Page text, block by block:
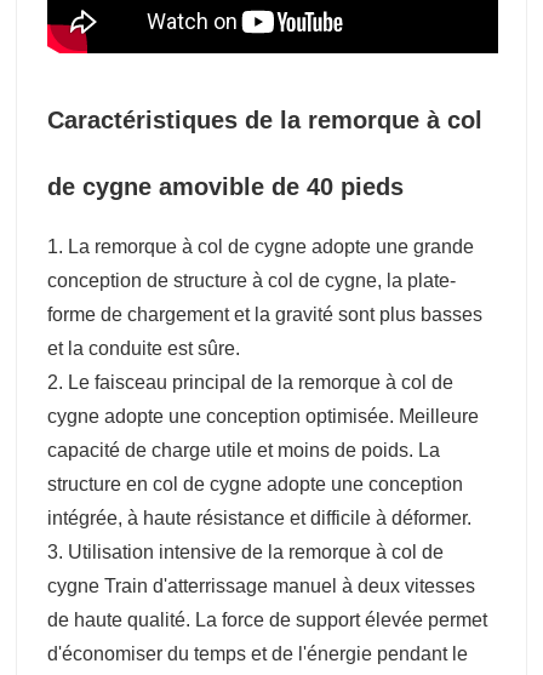
Caractéristiques de la remorque à col
de cygne amovible de 40 pieds
1. La remorque à col de cygne adopte une grande
conception de structure à col de cygne, la plate-
forme de chargement et la gravité sont plus basses
et la conduite est sûre.
2. Le faisceau principal de la remorque à col de
cygne adopte une conception optimisée. Meilleure
capacité de charge utile et moins de poids. La
structure en col de cygne adopte une conception
intégrée, à haute résistance et difficile à déformer.
3. Utilisation intensive de la remorque à col de
cygne Train d'atterrissage manuel à deux vitesses
de haute qualité. La force de support élevée permet
d'économiser du temps et de l'énergie pendant le